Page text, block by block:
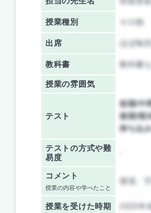
授業種別 その他
出席 ほぼ毎
教科書 教科書
授業の雰囲気
テスト
前期/中
後期/期
持ち込み
テストの方式や難
易度
コメント
授業の内容や学べたこと
環境、
授業を受けた時期